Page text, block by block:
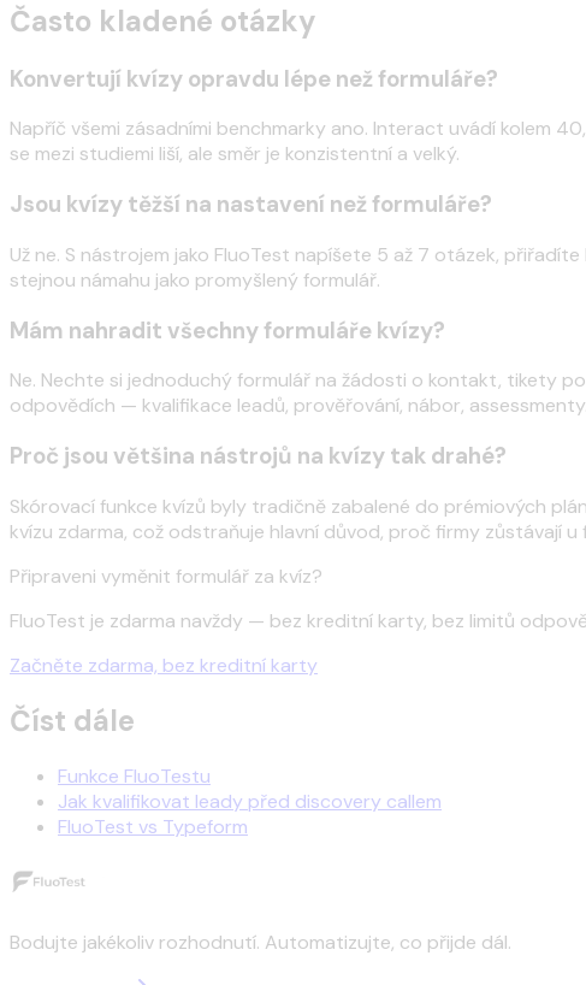
Často kladené otázky
Konvertují kvízy opravdu lépe než formuláře?
Napříč všemi zásadními benchmarky ano. Interact uvádí kolem
se mezi studiemi liší, ale směr je konzistentní a velký.
Jsou kvízy těžší na nastavení než formuláře?
Už ne. S nástrojem jako FluoTest napíšete 5 až 7 otázek,
stejnou námahu jako promyšlený formulář.
Mám nahradit všechny formuláře kvízy?
Ne. Nechte si jednoduchý formulář na žádosti o kontakt, tikety
odpovědích — kvalifikace leadů, prověřování, nábor, assessmenty.
Proč jsou většina nástrojů na kvízy tak drahé?
Skórovací funkce kvízů byly tradičně zabalené do prémiových
kvízu zdarma, což odstraňuje hlavní důvod, proč firmy zůstávají u
Připraveni vyměnit formulář za kvíz?
FluoTest je zdarma navždy — bez kreditní karty, bez limitů
Začněte zdarma, bez kreditní karty
Číst dále
Funkce FluoTestu
Jak kvalifikovat leady před discovery callem
FluoTest vs Typeform
Bodujte jakékoliv rozhodnutí. Automatizujte, co přijde dál.